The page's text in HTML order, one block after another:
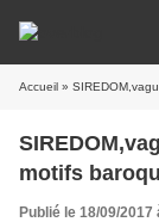
Accueil »
motifs
Publié le 18/09/2017